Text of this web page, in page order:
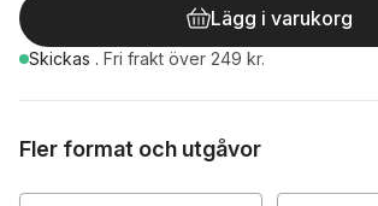
Lägg i varukorg
Skickas . Fri frakt över 249 kr.
Fler format och utgåvor